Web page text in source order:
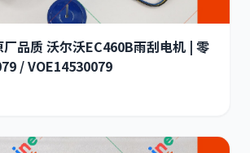
品质 沃尔沃EC460B雨刮电机 | 零
/ VOE14530079